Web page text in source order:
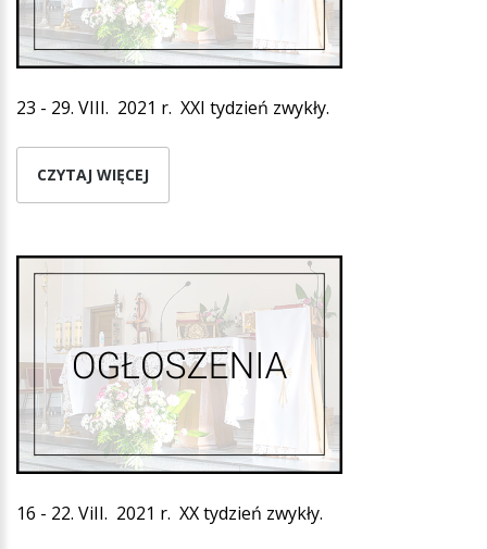
23 - 29. VIII. 2021 r. XXI tydzień zwykły.
CZYTAJ WIĘCEJ
16 - 22. ViII. 2021 r. XX tydzień zwykły.